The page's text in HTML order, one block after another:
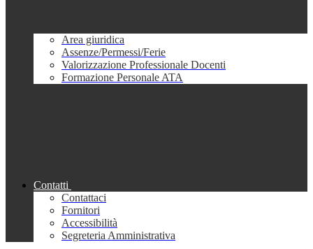
Area giuridica
Assenze/Permessi/Ferie
Valorizzazione Professionale Docenti
Formazione Personale ATA
Contatti
Contattaci
Fornitori
Accessibilità
Segreteria Amministrativa